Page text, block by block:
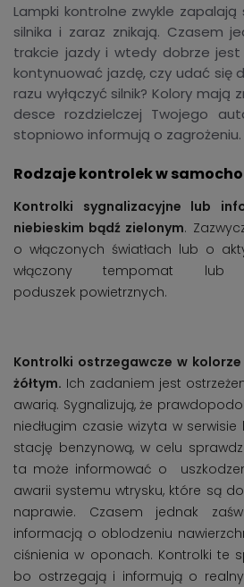
Lampki kontrolne zwykle zapalają
silnika i zaraz znikają. Czasem
trakcie jazdy i wtedy dobrze jest
kontynuować jazdę, czy udać się
razu wyłączyć silnik? Kolory mają
desce rozdzielczej Twojego
stopniowo informują o zagrożeniu.
Rodzaje kontrolek w
Kontrolki sygnalizacyjne lub
niebieskim bądź zielonym.
o włączonych światłach lub o
włączony tempomat lub
poduszek powietrznych.
Kontrolki ostrzegawcze w
żółtym. Ich zadaniem jest
awarią. Sygnalizują, że
niedługim czasie wizyta w
stację benzynową, w celu
ta może informować o
awarii systemu wtrysku, które są
naprawie. Czasem jednak
informacją o oblodzeniu
ciśnienia w oponach. Kontrolki te
bo ostrzegają i informują o